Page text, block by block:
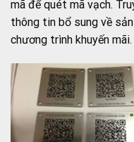
mã để quét mã vạch.
thông tin bổ sung về
chương trình khuyến mãi.